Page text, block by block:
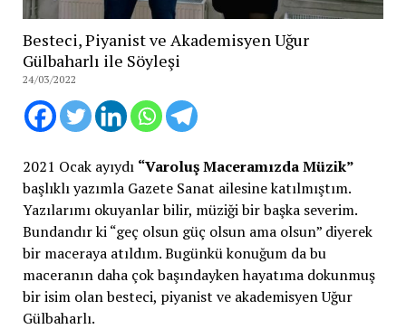
Besteci, Piyanist ve Akademisyen Uğur
Gülbaharlı ile Söyleşi
24/03/2022
2021 Ocak ayıydı “Varoluş Maceramızda Müzik”
başlıklı yazımla Gazete Sanat ailesine katılmıştım.
Yazılarımı okuyanlar bilir, müziği bir başka severim.
Bundandır ki “geç olsun güç olsun ama olsun” diyerek
bir maceraya atıldım. Bugünkü konuğum da bu
maceranın daha çok başındayken hayatıma dokunmuş
bir isim olan besteci, piyanist ve akademisyen Uğur
Gülbaharlı.